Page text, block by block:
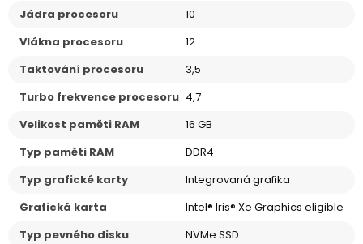
Jádra procesoru
10
Vlákna procesoru
12
Taktování procesoru
3,5
Turbo frekvence procesoru 4,7
Velikost paměti RAM
16 GB
Typ paměti RAM
DDR4
Typ grafické karty
Integrovaná grafika
Grafická karta
Intel® Iris® Xe Graphics eligible
Typ pevného disku
NVMe SSD